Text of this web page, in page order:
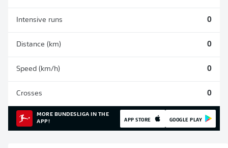
Intensive runs 0
Distance (km) 0
Speed (km/h) 0
Crosses 0
MORE BUNDESLIGA IN THE
APP!
APP STORE GOOGLE PLAY